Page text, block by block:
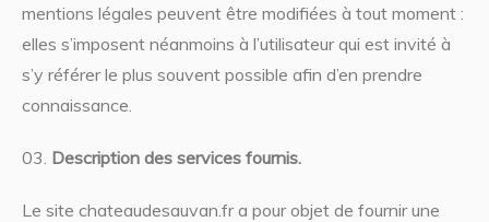
mentions légales peuvent être modifiées à tout moment :
elles s’imposent néanmoins à l’utilisateur qui est invité à
s’y référer le plus souvent possible afin d’en prendre
connaissance.
Description des services fournis.
Le site chateaudesauvan.fr a pour objet de fournir une